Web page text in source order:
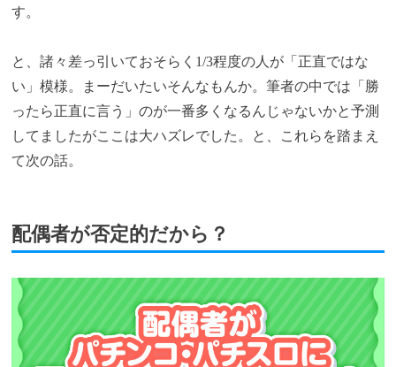
す。
と、諸々差っ引いておそらく1/3程度の人が「正直ではな
い」模様。まーだいたいそんなもんか。筆者の中では「勝
ったら正直に言う」のが一番多くなるんじゃないかと予測
してましたがここは大ハズレでした。と、これらを踏まえ
て次の話。
配偶者が否定的だから？